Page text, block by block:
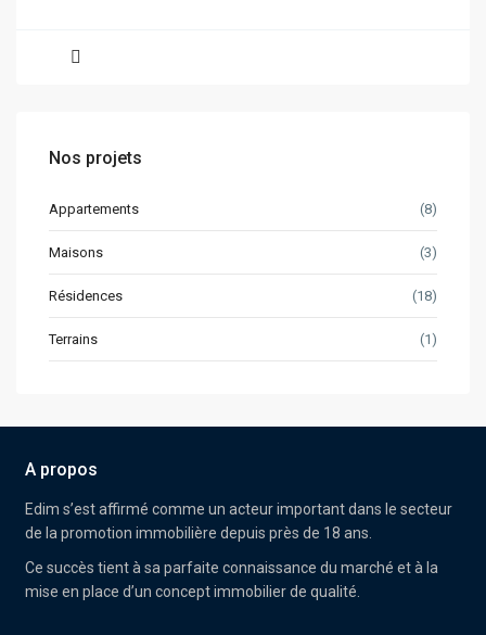
Nos projets
Appartements (8)
Maisons (3)
Résidences (18)
Terrains (1)
A propos
Edim s’est affirmé comme un acteur important dans le secteur
de la promotion immobilière depuis près de 18 ans.
Ce succès tient à sa parfaite connaissance du marché et à la
mise en place d’un concept immobilier de qualité.